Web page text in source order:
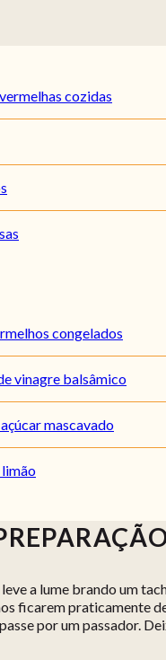
cozidas
congelados
vinagre balsâmico
mascavado
limão
a lume brando um
ficarem praticamente
por um passador.